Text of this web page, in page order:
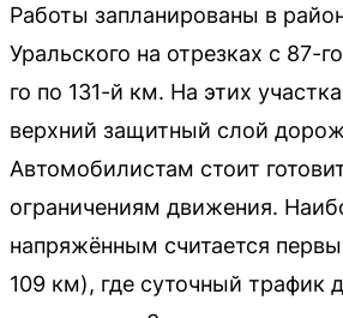
Работы запланированы в
Уральского на отрезках с 87-
го по 131-й км. На этих
верхний защитный слой
Автомобилистам стоит
ограничениям движения.
напряжённым считается
109 км), где суточный трафик